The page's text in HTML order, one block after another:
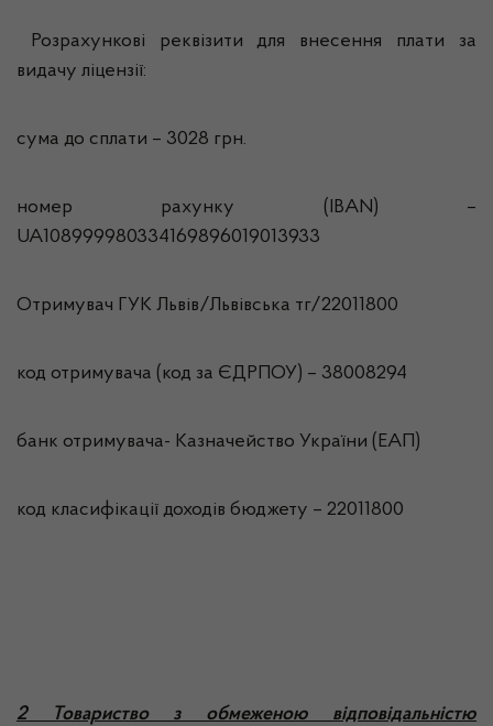
Розрахункові реквізити для внесення плати за
видачу ліцензії:
сума до сплати – 3028 грн.
номер рахунку (IBAN) –
UA108999980334169896019013933
Отримувач ГУК Львiв/Львівська тг/22011800
код отримувача (код за ЄДРПОУ) – 38008294
банк отримувача- Казначейство України (ЕАП)
код класифікації доходів бюджету – 22011800
2 Товариство з обмеженою відповідальністю